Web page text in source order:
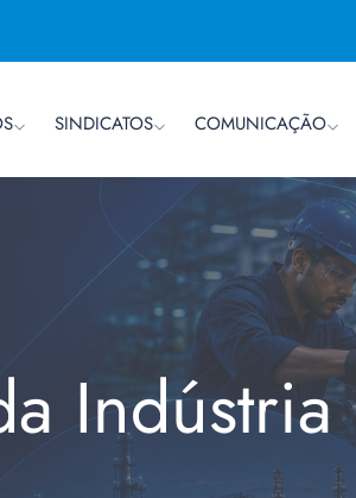
SINDICATOS COMUNICAÇÃO